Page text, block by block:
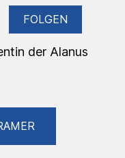
FOLGEN
der Alanus